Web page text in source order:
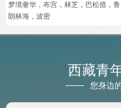
梦境奢华，布宫，林芝，巴松措，鲁
朗林海，波密
西藏青
您身边